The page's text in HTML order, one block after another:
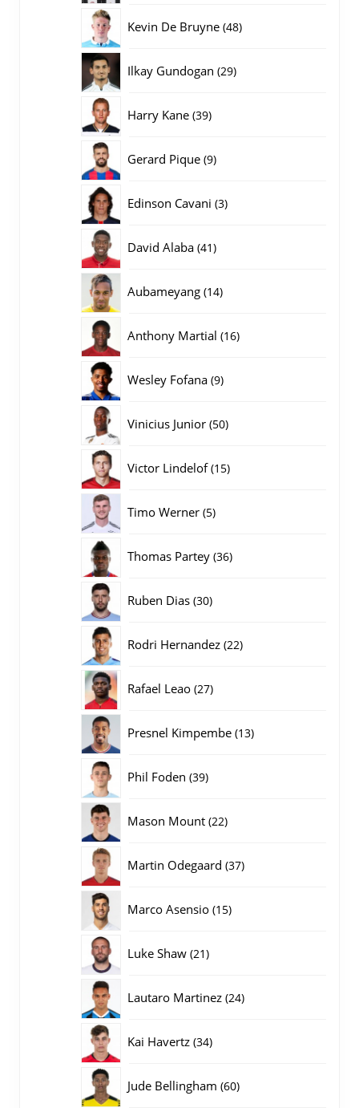
Kevin De Bruyne 4848
Ilkay Gundogan 2929
Harry Kane 3939
Gerard Pique 99
Edinson Cavani 33
David Alaba 4141
Aubameyang 1414
Anthony Martial 1616
Wesley Fofana 99
Vinicius Junior 5050
Victor Lindelof 1515
Timo Werner 55
Thomas Partey 3636
Ruben Dias 3030
Rodri Hernandez 2222
Rafael Leao 2727
Presnel Kimpembe 1313
Phil Foden 3939
Mason Mount 2222
Martin Odegaard 3737
Marco Asensio 1515
Luke Shaw 2121
Lautaro Martinez 2424
Kai Havertz 3434
Jude Bellingham 6060